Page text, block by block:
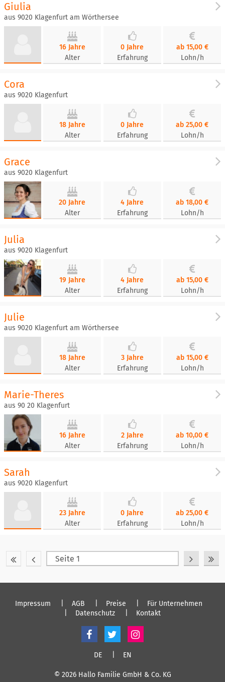
Giulia
aus 9020 Klagenfurt am Wörthersee
16 Jahre
Alter
0 Jahre
Erfahrung
ab 15,00 €
Lohn/h
Cora
aus 9020 Klagenfurt
18 Jahre
Alter
0 Jahre
Erfahrung
ab 25,00 €
Lohn/h
Grace
aus 9020 Klagenfurt
20 Jahre
Alter
4 Jahre
Erfahrung
ab 18,00 €
Lohn/h
Julia
aus 9020 Klagenfurt
19 Jahre
Alter
4 Jahre
Erfahrung
ab 15,00 €
Lohn/h
Julie
aus 9020 Klagenfurt am Wörthersee
18 Jahre
Alter
3 Jahre
Erfahrung
ab 15,00 €
Lohn/h
Marie-Theres
aus 90 20 Klagenfurt
16 Jahre
Alter
2 Jahre
Erfahrung
ab 10,00 €
Lohn/h
Sarah
aus 9020 Klagenfurt
23 Jahre
Alter
0 Jahre
Erfahrung
ab 25,00 €
Lohn/h
Impressum AGB Preise
Für Unternehmen
Datenschutz
Kontakt
DE EN
© 2026 Hallo Familie GmbH & Co. KG